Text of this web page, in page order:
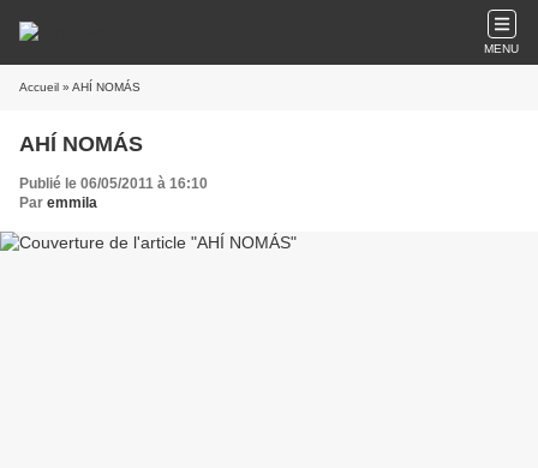
MENU
Accueil » AHÍ NOMÁS
AHÍ NOMÁS
Publié le 06/05/2011 à 16:10
Par emmila